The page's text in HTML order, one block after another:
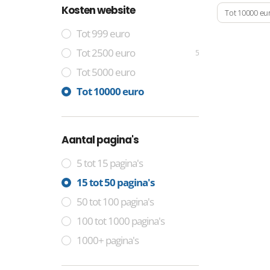
Kosten website
Tot 999 euro
Tot 2500 euro
5
Tot 5000 euro
Tot 10000 euro
Aantal pagina's
5 tot 15 pagina's
15 tot 50 pagina's
50 tot 100 pagina's
100 tot 1000 pagina's
1000+ pagina's
Tot 10000